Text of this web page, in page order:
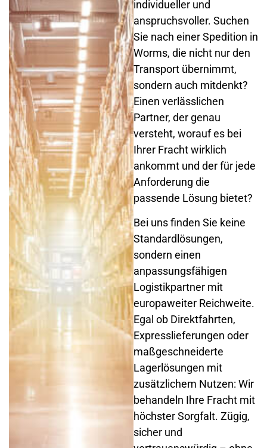
individueller und
anspruchsvoller. Suchen
Sie nach einer Spedition in
Worms, die nicht nur den
Transport übernimmt,
sondern auch mitdenkt?
Einen verlässlichen
Partner, der genau
versteht, worauf es bei
Ihrer Fracht wirklich
ankommt und der für jede
Anforderung die
passende Lösung bietet?
Bei uns finden Sie keine
Standardlösungen,
sondern einen
anpassungsfähigen
Logistikpartner mit
europaweiter Reichweite.
Egal ob Direktfahrten,
Expresslieferungen oder
maßgeschneiderte
Lagerlösungen mit
zusätzlichem Nutzen: Wir
behandeln Ihre Fracht mit
höchster Sorgfalt. Zügig,
sicher und